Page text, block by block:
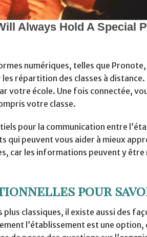
numériques, telles que
répartition des classes à
votre école. Une fois connectée,
votre classe.
pour la communication entre
qui peuvent vous aider à mieux
car les informations peuvent y
pour
classiques, il existe aussi des
l’établissement est une